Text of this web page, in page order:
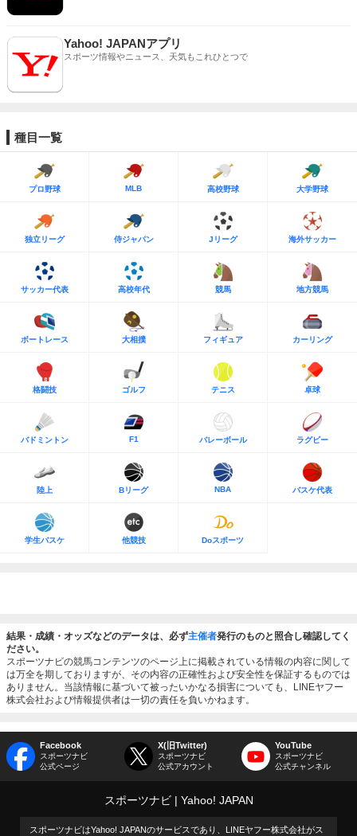
Yahoo! JAPANアプリ
スポーツ情報やニュース、天気もこれひとつで
種目一覧
プロ野球 MLB 高校野球 大学野球
独立リーグ 侍ジャパン Jリーグ 海外サッカー
サッカー代表 高校年代 競馬 地方競馬
ボートレース 大相撲 フィギュア カーリング
格闘技 ゴルフ テニス 卓球
バドミントン F1 バレーボール ラグビー
陸上 Bリーグ NBA バスケ代表
学生バスケ 他競技 Doスポーツ
結果・成績・オッズなどのデータは、必ず主催者発行のものと照合し確認してく
ださい。
スポーツナビの競馬コンテンツのページ上に掲載されている情報の内容に関して
は万全を期しておりますが、その内容の正確性および安全性を保証するものでは
ありません。当該情報に基づいて被ったいかなる損害についても、LINEヤフー
株式会社および情報提供者は一切の責任を負いかねます。
Facebook
スポーツナビ
公式ページ
X(旧Twitter)
スポーツナビ
公式アカウント
YouTube
スポーツナビ
公式チャンネル
スポーツナビ Yahoo! JAPAN
スポーツナビはYahoo! JAPANのサービスであり、LINEヤフー株式会社がス